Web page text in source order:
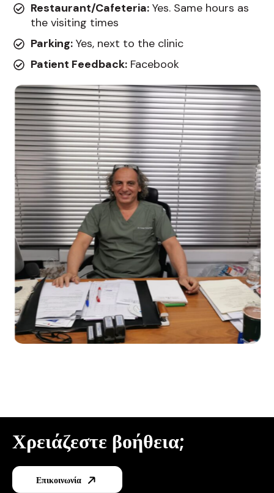
Restaurant/Cafeteria:Yes. Same hours as
the visiting times
Parking:Yes, next to the clinic
Patient Feedback:Facebook
Χρειάζεστε βοήθεια;
Επικοινωνία